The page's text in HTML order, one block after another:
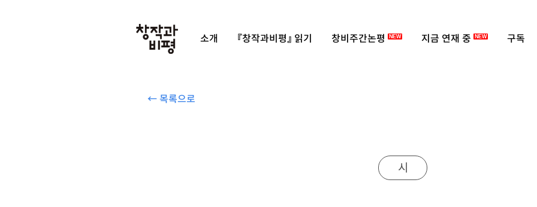
소개 『창작과비평』 읽기 창비주간논평 NEW 지금 연재 중 NEW 구독
← 목록으로
시